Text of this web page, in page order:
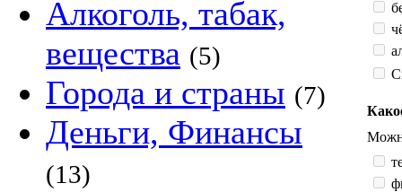
Алкоголь, табак,
вещества (5)
Города и страны (7)
Деньги, Финансы
(13)